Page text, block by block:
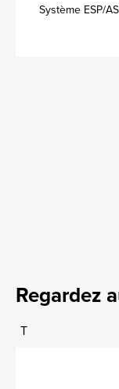
Système ESP/
Regardez
T